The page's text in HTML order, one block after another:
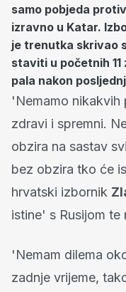
samo pobjeda
izravno u Katar.
je trenutka skrivao
staviti u početnih
pala nakon
'Nemamo nikakvih
zdravi i spremni.
obzira na sastav
bez obzira tko će
hrvatski izbornik
istine' s Rusijom te
'Nemam dilema
zadnje vrijeme,